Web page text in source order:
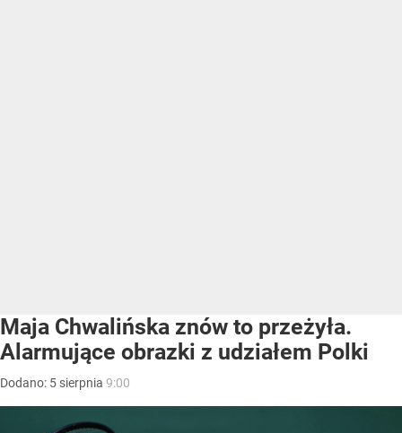
Maja Chwalińska znów to przeżyła.
Alarmujące obrazki z udziałem Polki
Dodano: 5 sierpnia 9:00